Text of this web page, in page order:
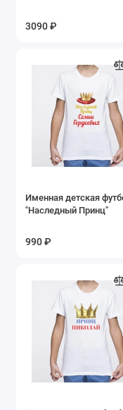
3090 ₽
Именная детская
"Наследный Принц"
990 ₽